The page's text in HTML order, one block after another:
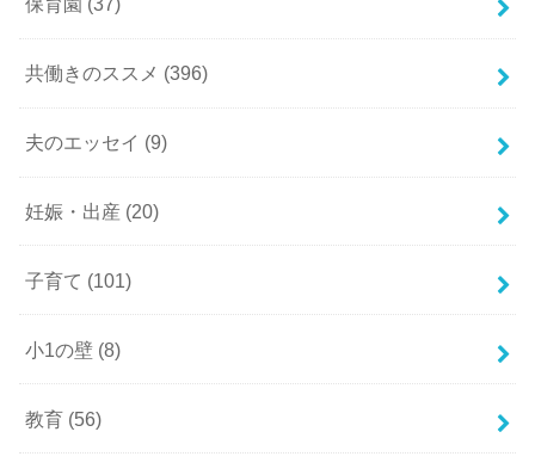
共働きのススメ (396)
夫のエッセイ (9)
妊娠・出産 (20)
子育て (101)
小1の壁 (8)
教育 (56)